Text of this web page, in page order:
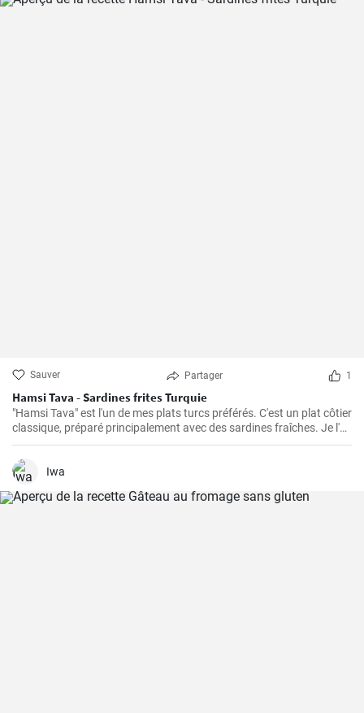
Sauver Partager 1
Hamsi Tava - Sardines frites Turquie
"Hamsi Tava" est l'un de mes plats turcs préférés. C'est un plat côtier
classique, préparé principalement avec des sardines fraîches. Je l'ai
découvert pour la première fois lors de mon voyage sur la côte de la
mer Noire en Turquie et j'ai été impressionné par sa simplicité et son
goût délicieux. Les sardines sont tournées dans de la semoule de
Iwa